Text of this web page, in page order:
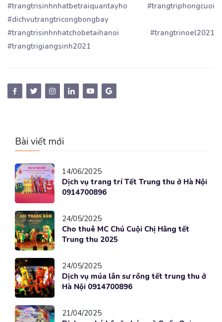
#trangtrisinhnhatbetraiquantayho #trangtriphongcuoi
#dichvutrangtricongbongbay
#trangtrisinhnhatchobetaihanoi #trangtrinoel2021
#trangtrigiangsinh2021
Bài viết mới
14/06/2025
Dịch vụ trang trí Tết Trung thu ở Hà Nội
0914700896
24/05/2025
Cho thuê MC Chú Cuội Chị Hằng tết
Trung thu 2025
24/05/2025
Dịch vụ múa lân sư rồng tết trung thu ở
Hà Nội 0914700896
21/04/2025